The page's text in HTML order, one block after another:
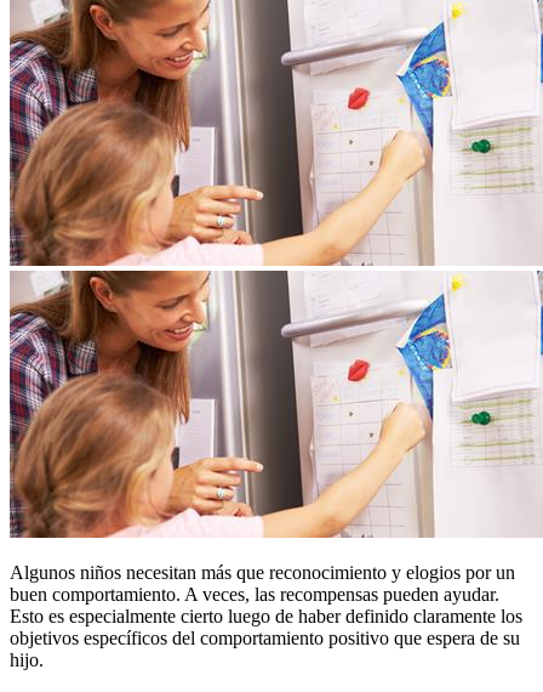
Algunos niños necesitan más que reconocimiento y elogios por un
buen comportamiento. A veces, las recompensas pueden ayudar.
Esto es especialmente cierto luego de haber definido claramente los
objetivos específicos del comportamiento positivo que espera de su
hijo.